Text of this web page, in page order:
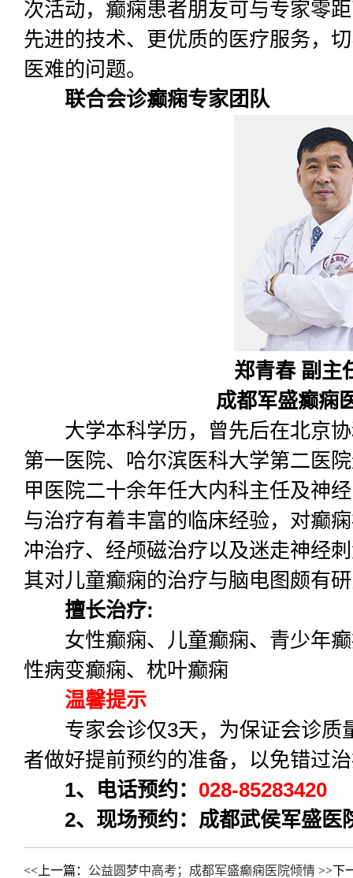
次活动，癫痫患者朋友可与专家零
先进的技术、更优质的医疗服务，
医难的问题。
联合会诊癫痫专家团队
郑青春 副主
成都军盛癫痫
大学本科学历，曾先后在北京协
第一医院、哈尔滨医科大学第二医
甲医院二十余年任大内科主任及神
与治疗有着丰富的临床经验，对癫
冲治疗、经颅磁治疗以及迷走神经
其对儿童癫痫的治疗与脑电图颇有
擅长治疗:
女性癫痫、儿童癫痫、青少年癫
性病变癫痫、枕叶癫痫
温馨提示
专家会诊仅3天，为保证会诊质
者做好提前预约的准备，以免错过
1、电话预约： 028-85283420
2、现场预约：成都武侯军盛医
<<上一篇： 公益圆梦中高考；成都军盛癫痫医院倾情 >>下